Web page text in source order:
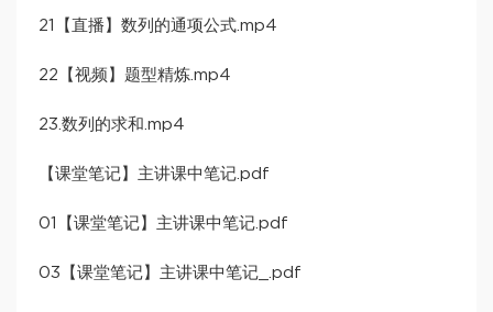
21【直播】数列的通项公式.mp4
22【视频】题型精炼.mp4
23.数列的求和.mp4
【课堂笔记】主讲课中笔记.pdf
01【课堂笔记】主讲课中笔记.pdf
03【课堂笔记】主讲课中笔记_.pdf